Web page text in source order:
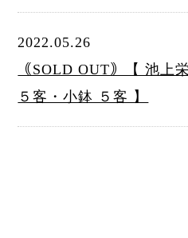
2022.05.26
｟SOLD OUT｠【 池
５客・小鉢 ５客 】